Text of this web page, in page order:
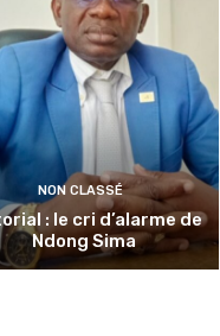
NON CLASSÉ
: le cri d’alarme de
Ndong Sima